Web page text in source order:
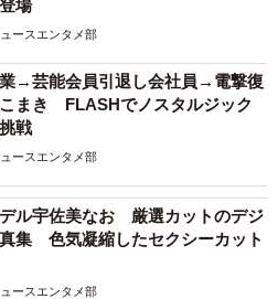
登場
ースエンタメ部
→芸能会員引退し会社員→電撃復
まき FLASHでノスタルジック
戦
ースエンタメ部
ル宇佐美なお 厳選カットのデジ
集 色気凝縮したセクシーカット
ースエンタメ部